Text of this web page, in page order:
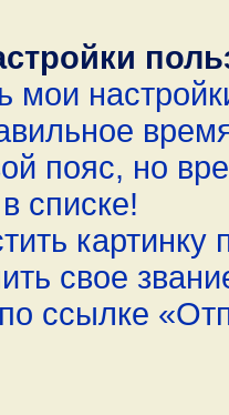
мои
пояс, но
списке!
свое
ссылке